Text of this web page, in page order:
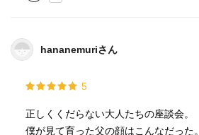
hananemuriさん
5
正しくくだらない大人たちの座談会。
僕が見て育った父の顔はこんなだった。